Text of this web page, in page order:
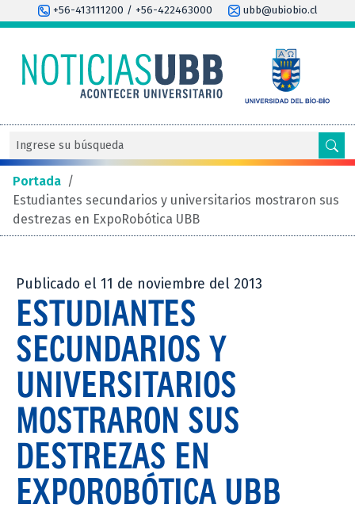
+56-413111200 / +56-422463000 ubb@ubiobio.cl
Portada /
Estudiantes secundarios y universitarios mostraron sus
destrezas en ExpoRobótica UBB
Publicado el 11 de noviembre del 2013
ESTUDIANTES
SECUNDARIOS Y
UNIVERSITARIOS
MOSTRARON SUS
DESTREZAS EN
EXPOROBÓTICA UBB